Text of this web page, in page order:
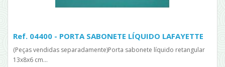
Ref. 04400 - PORTA SABONETE LÍQUIDO LAFAYETTE
(Peças vendidas separadamente)Porta sabonete líquido retangular
13x8x6 cm...